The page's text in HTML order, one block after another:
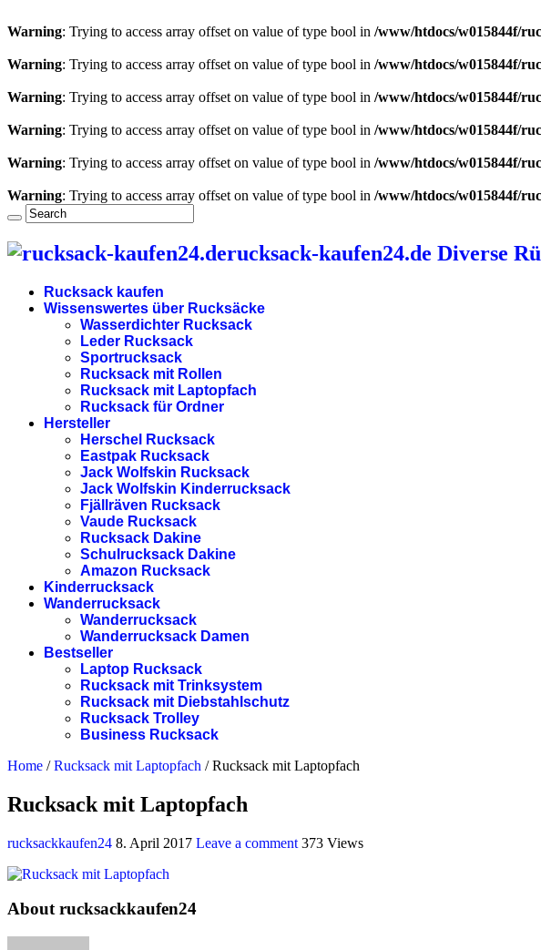
Warning: Trying to access array offset on value of type bool in /www/htdocs/w015844f/
Warning: Trying to access array offset on value of type bool in /www/htdocs/w015844f/
Warning: Trying to access array offset on value of type bool in /www/htdocs/w015844f/
Warning: Trying to access array offset on value of type bool in /www/htdocs/w015844f/
Warning: Trying to access array offset on value of type bool in /www/htdocs/w015844f/
Warning: Trying to access array offset on value of type bool in /www/htdocs/w015844f/
rucksack-kaufen24.de Diverse
Rucksack kaufen
Wissenswertes über Rucksäcke
Wasserdichter Rucksack
Leder Rucksack
Sportrucksack
Rucksack mit Rollen
Rucksack mit Laptopfach
Rucksack für Ordner
Hersteller
Herschel Rucksack
Eastpak Rucksack
Jack Wolfskin Rucksack
Jack Wolfskin Kinderrucksack
Fjällräven Rucksack
Vaude Rucksack
Rucksack Dakine
Schulrucksack Dakine
Amazon Rucksack
Kinderrucksack
Wanderrucksack
Wanderrucksack
Wanderrucksack Damen
Bestseller
Laptop Rucksack
Rucksack mit Trinksystem
Rucksack mit Diebstahlschutz
Rucksack Trolley
Business Rucksack
Home / Rucksack mit Laptopfach / Rucksack mit Laptopfach
Rucksack mit Laptopfach
rucksackkaufen24 8. April 2017 Leave a comment 373 Views
About rucksackkaufen24